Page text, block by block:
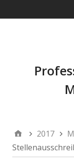
2017